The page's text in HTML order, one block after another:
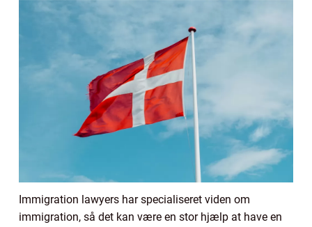
Immigration lawyers har specialiseret viden om
immigration, så det kan være en stor hjælp at have en